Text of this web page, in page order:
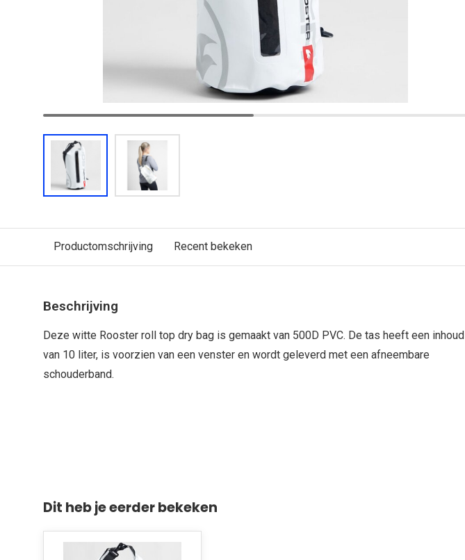
Productomschrijving Recent bekeken
Beschrijving
Deze witte Rooster roll top dry bag is gemaakt van 500D PVC. De tas heeft een inhoud
van 10 liter, is voorzien van een venster en wordt geleverd met een afneembare
schouderband.
Dit heb je eerder bekeken